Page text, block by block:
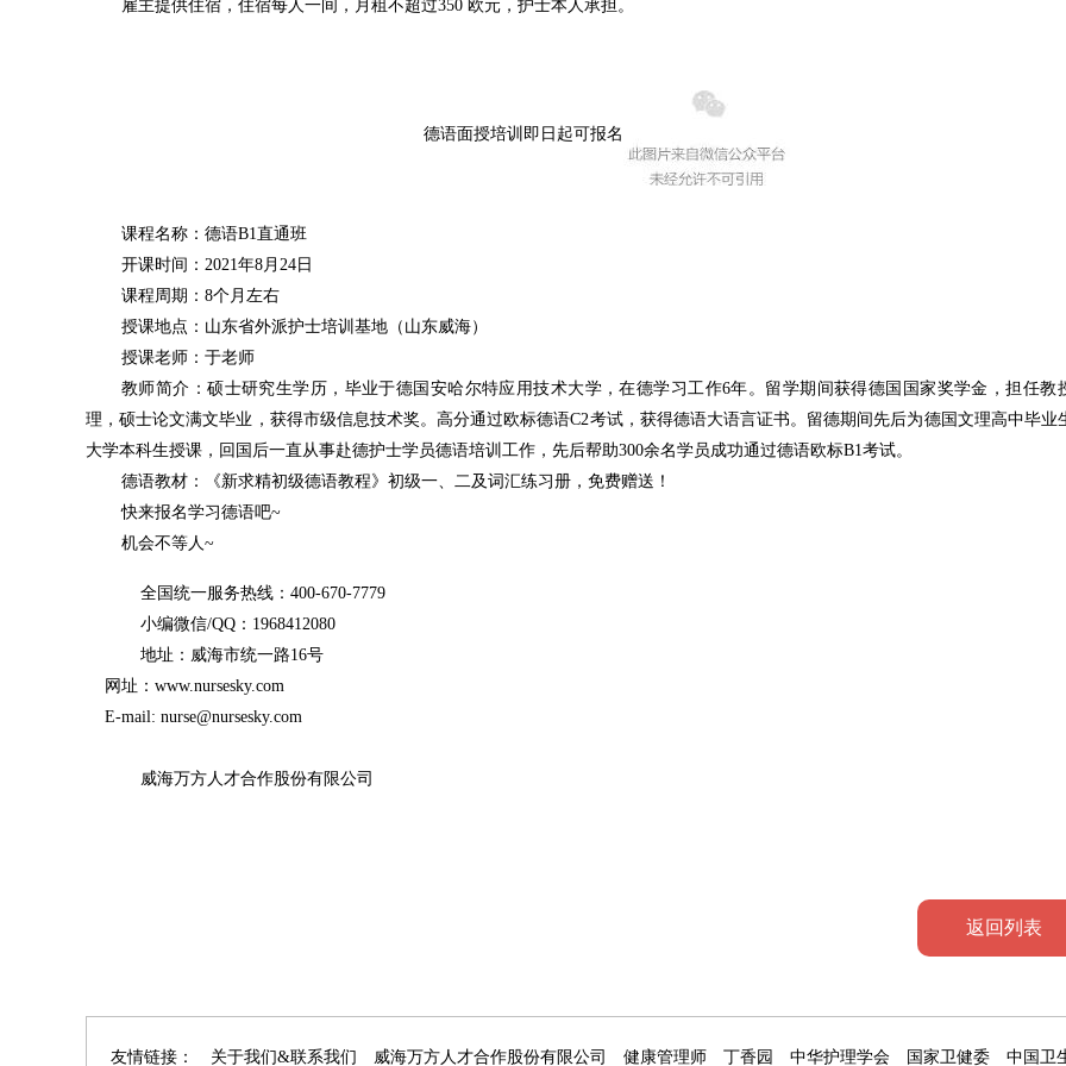
雇主提供住宿，住宿每人一间，月租不超过350 欧元，护士本人承担。
德语面授培训即日起可报名
课程名称：德语B1直通班
开课时间：2021年8月24日
课程周期：8个月左右
授课地点：山东省外派护士培训基地（山东威海）
授课老师：于老师
教师简介：硕士研究生学历，毕业于德国安哈尔特应用技术大学，在德学习工作6年。留学期间获得德国国家奖学金，担任教
理，硕士论文满文毕业，获得市级信息技术奖。高分通过欧标德语C2考试，获得德语大语言证书。留德期间先后为德国文理高中毕业
大学本科生授课，回国后一直从事赴德护士学员德语培训工作，先后帮助300余名学员成功通过德语欧标B1考试。
德语教材：《新求精初级德语教程》初级一、二及词汇练习册，免费赠送！
快来报名学习德语吧~
机会不等人~
全国统一服务热线：400-670-7779
小编微信/QQ：1968412080
地址：威海市统一路16号
网址：www.nursesky.com
E-mail: nurse@nursesky.com
威海万方人才合作股份有限公司
返回列表
友情链接： 关于我们&联系我们 威海万方人才合作股份有限公司 健康管理师 丁香园 中华护理学会 国家卫健委 中国卫